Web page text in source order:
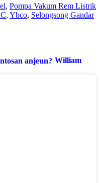
, Pompa Vakum Rem Listrik
, Ybco, Selongsong Gandar
William